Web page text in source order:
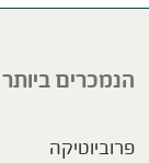
הנמכרים ביותר
פרוביוטיקה